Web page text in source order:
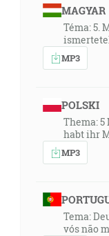
MAGYAR
Téma: 5.
MP3
POLSKI
Thema: 5
habt ihr
MP3
Tema:
vós não